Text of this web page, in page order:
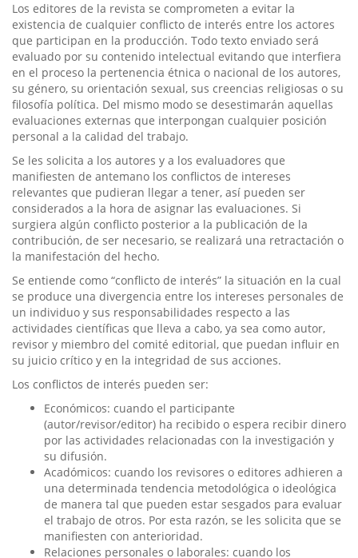
Los editores de la revista se comprometen a evitar la
existencia de cualquier conflicto de interés entre los actores
que participan en la producción. Todo texto enviado será
evaluado por su contenido intelectual evitando que interfiera
en el proceso la pertenencia étnica o nacional de los autores,
su género, su orientación sexual, sus creencias religiosas o su
filosofía política. Del mismo modo se desestimarán aquellas
evaluaciones externas que interpongan cualquier posición
personal a la calidad del trabajo.
Se les solicita a los autores y a los evaluadores que
manifiesten de antemano los conflictos de intereses
relevantes que pudieran llegar a tener, así pueden ser
considerados a la hora de asignar las evaluaciones. Si
surgiera algún conflicto posterior a la publicación de la
contribución, de ser necesario, se realizará una retractación o
la manifestación del hecho.
Se entiende como “conflicto de interés” la situación en la cual
se produce una divergencia entre los intereses personales de
un individuo y sus responsabilidades respecto a las
actividades científicas que lleva a cabo, ya sea como autor,
revisor y miembro del comité editorial, que puedan influir en
su juicio crítico y en la integridad de sus acciones.
Los conflictos de interés pueden ser:
Económicos: cuando el participante
(autor/revisor/editor) ha recibido o espera recibir dinero
por las actividades relacionadas con la investigación y
su difusión.
Acadómicos: cuando los revisores o editores adhieren a
una determinada tendencia metodológica o ideológica
de manera tal que pueden estar sesgados para evaluar
el trabajo de otros. Por esta razón, se les solicita que se
manifiesten con anterioridad.
Relaciones personales o laborales: cuando los